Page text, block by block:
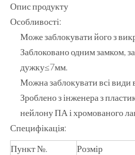
Опис продукту
Особливості:
Може заблокувати його з
Заблоковано одним замком,
дужку≤7мм.
Можна заблокувати всі види
Зроблено з інженера з
нейлону ПА і хромованого
Специфікація:
Пункт №.
Розмір